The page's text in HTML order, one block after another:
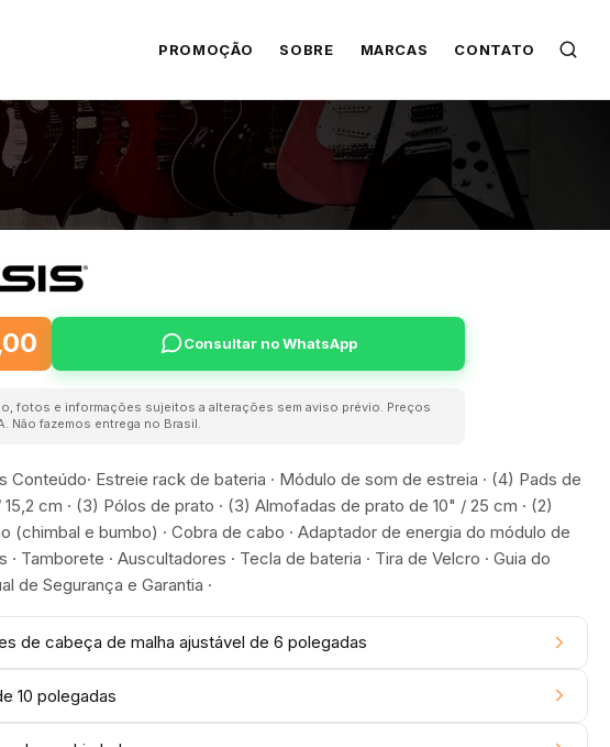
PROMOÇÃO SOBRE MARCAS CONTATO
Consultar no WhatsApp
fotos e informações sujeitos a alterações sem aviso prévio. Preços
Não fazemos entrega no Brasil.
Conteúdo· Estreie rack de bateria · Módulo de som de estreia · (4) Pads de
cm · (3) Pólos de prato · (3) Almofadas de prato de 10" / 25 cm · (2)
(chimbal e bumbo) · Cobra de cabo · Adaptador de energia do módulo de
· Tamborete · Auscultadores · Tecla de bateria · Tira de Velcro · Guia do
de Segurança e Garantia ·
de cabeça de malha ajustável de 6 polegadas
10 polegadas